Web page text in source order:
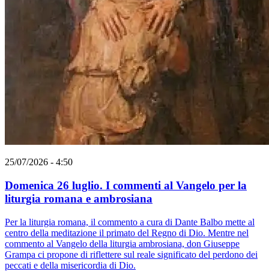
25/07/2026 - 4:50
Domenica 26 luglio. I commenti al Vangelo per la
liturgia romana e ambrosiana
Per la liturgia romana, il commento a cura di Dante Balbo mette al
centro della meditazione il primato del Regno di Dio. Mentre nel
commento al Vangelo della liturgia ambrosiana, don Giuseppe
Grampa ci propone di riflettere sul reale significato del perdono dei
peccati e della misericordia di Dio.